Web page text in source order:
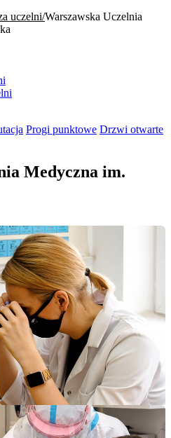
uczelni Warszawska Uczelnia
Progi punktowe Drzwi otwarte
Medyczna im.